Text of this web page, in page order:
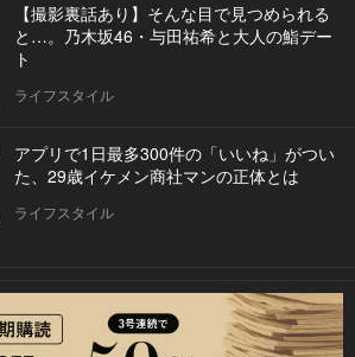
【撮影裏話あり】そんな目で見つめられる
と…。乃木坂46・与田祐希と大人の鮨デー
ト
ライフスタイル
アプリで1日最多300件の「いいね」がつい
た、29歳イケメン商社マンの正体とは
ライフスタイル